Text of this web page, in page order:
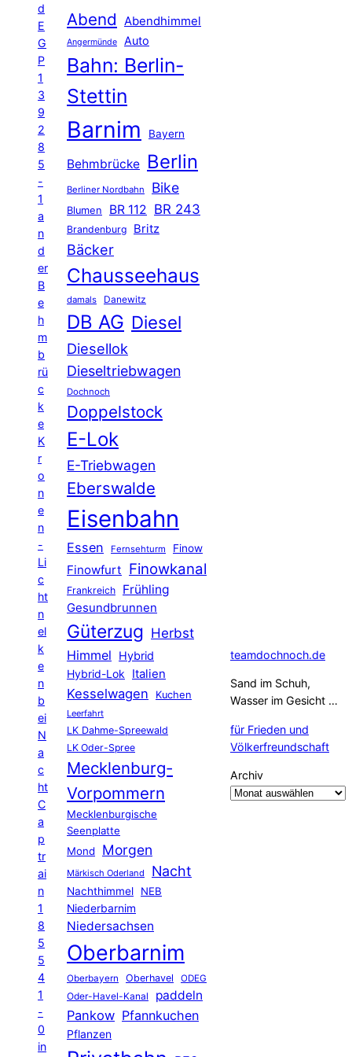
d
E
G
P
1
3
9
2
8
5
-
1
a
n
d
er
B
e
h
m
b
rü
c
k
e
K
r
o
n
e
n
-
Li
c
ht
n
el
k
e
n
b
ei
N
a
c
ht
C
a
p
tr
ai
n
1
8
5
5
4
1
-
0
in
Abend Abendhimmel
Angermünde Auto
Bahn: Berlin-
Stettin
Barnim Bayern
Behmbrücke Berlin
Berliner Nordbahn Bike
Blumen BR 112 BR 243
Brandenburg Britz
Bäcker
Chausseehaus
damals Danewitz
DB AG Diesel
Diesellok
Dieseltriebwagen
Dochnoch
Doppelstock
E-Lok
E-Triebwagen
Eberswalde
Eisenbahn
Essen Fernsehturm Finow
Finowfurt Finowkanal
Frankreich Frühling
Gesundbrunnen
Güterzug Herbst
Himmel
Hybrid
Hybrid-Lok Italien
Kesselwagen Kuchen
Leerfahrt
LK Dahme-Spreewald
LK Oder-Spree
Mecklenburg-
Vorpommern
Mecklenburgische
Seenplatte
Mond
Morgen
Märkisch Oderland Nacht
Nachthimmel
NEB
Niederbarnim
Niedersachsen
Oberbarnim
Oberbayern Oberhavel ODEG
Oder-Havel-Kanal paddeln
Pankow Pfannkuchen
Pflanzen
teamdochnoch.de
Sand im Schuh,
Wasser im Gesicht …
für Frieden und
Völkerfreundschaft
Archiv